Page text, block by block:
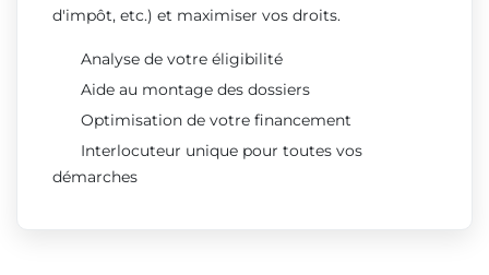
d'impôt, etc.) et maximiser vos droits.
Analyse de votre éligibilité
Aide au montage des dossiers
Optimisation de votre financement
Interlocuteur unique pour toutes vos
démarches